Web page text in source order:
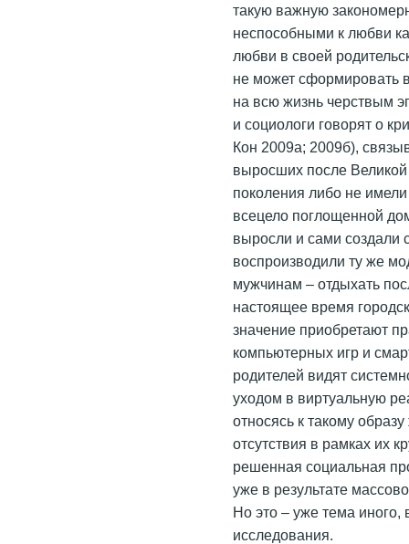
такую важную
неспособными к любви
любви в своей
не может сформировать
на всю жизнь черствым
и социологи говорят о
Кон 2009а; 2009б),
выросших после
поколения либо не
всецело поглощенной
выросли и сами создали
воспроизводили ту же
мужчинам – отдыхать
настоящее время
значение приобретают
компьютерных игр и
родителей видят
уходом в виртуальную
относясь к такому
отсутствия в рамках их
решенная социальная
уже в результате
Но это – уже тема иного,
исследования.